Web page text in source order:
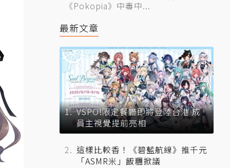
《Pokopia》中毒中...
最新文章
VSPO!限定餐廳即將登陸台港 成
員主視覺提前亮相
這樣比較香！《碧藍航線》推千元
「ASMR米」飯糰掀議